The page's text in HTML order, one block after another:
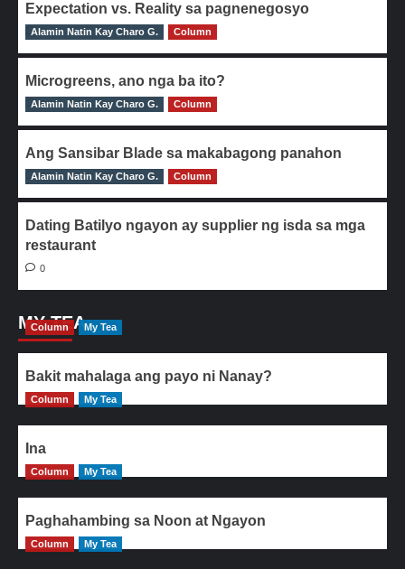
Expectation vs. Reality sa pagnenegosyo
0
Alamin Natin Kay Charo G. Column
Microgreens, ano nga ba ito?
0
Alamin Natin Kay Charo G. Column
Ang Sansibar Blade sa makabagong panahon
0
Alamin Natin Kay Charo G. Column
Dating Batilyo ngayon ay supplier ng isda sa mga
restaurant
0
MY TEA
Column My Tea
Bakit mahalaga ang payo ni Nanay?
Column My Tea
Ina
Column My Tea
Paghahambing sa Noon at Ngayon
Column My Tea